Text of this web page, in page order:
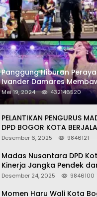
Panggung Hiburan
Ivander Damares
Warga Kejapanan
Mei 19, 2024 432146520
PELANTIKAN PENGURUS
DPD BOGOR KOTA
KHIDMAT
Desember 6, 2025 9846121
Madas Nusantara DPD
Kinerja Jangka Pendek
Panjang
Desember 24, 2025 9846100
Momen Haru Wali Kota